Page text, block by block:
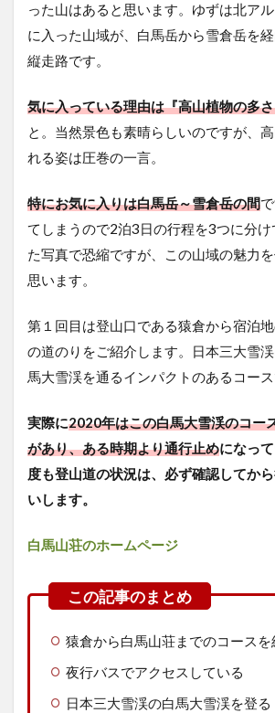
った山はあると思います。ゆずは北ア
に入った山域が、白馬岳から雪倉岳を
縦走路です。
気に入っている理由は『高山植物の多
と。当然景色も素晴らしいのですが、
れる姿は圧巻の一言。
特にお気に入りは白馬岳～雪倉岳の間
てしまうので2泊3日の行程を3つに分け
た写真で恐縮ですが、この山域の魅力
思います。
第１回目は登山口である猿倉から宿泊
の道のりをご紹介します。日本三大雪
馬大雪渓を通るインパクトのあるコース
実際に2020年はこの白馬大雪渓のコー
があり、ある時期より通行止めになっ
度も登山道の状況は、必ず確認してか
いします。
白馬山荘のホームページ
猿倉から白馬山荘までのコースを
夜行バスでアクセスしている
日本三大雪渓の白馬大雪渓を登る